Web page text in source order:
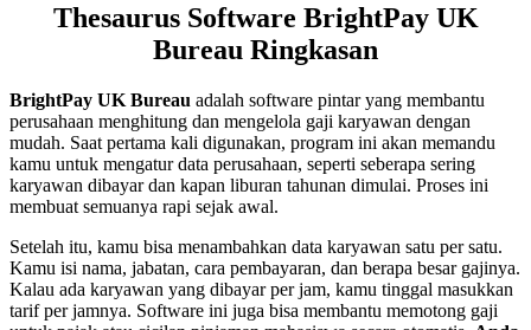
Thesaurus Software BrightPay UK
Bureau Ringkasan
BrightPay UK Bureau adalah software pintar yang membantu
perusahaan menghitung dan mengelola gaji karyawan dengan
mudah. Saat pertama kali digunakan, program ini akan memandu
kamu untuk mengatur data perusahaan, seperti seberapa sering
karyawan dibayar dan kapan liburan tahunan dimulai. Proses ini
membuat semuanya rapi sejak awal.
Setelah itu, kamu bisa menambahkan data karyawan satu per satu.
Kamu isi nama, jabatan, cara pembayaran, dan berapa besar gajinya.
Kalau ada karyawan yang dibayar per jam, kamu tinggal masukkan
tarif per jamnya. Software ini juga bisa membantu memotong gaji